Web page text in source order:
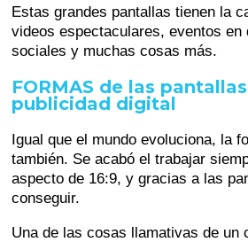
Estas grandes pantallas tienen la
videos espectaculares, eventos en
sociales y muchas cosas más.
FORMAS de las
publicidad digital
Igual que el mundo evoluciona, la
también. Se acabó el trabajar
aspecto de 16:9, y gracias a las
conseguir.
Una de las cosas llamativas de un